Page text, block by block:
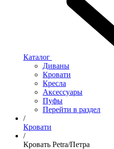
Каталог
Диваны
Кровати
Кресла
Аксессуары
Пуфы
Перейти в раздел
/
Кровати
/
Кровать Petra/Петра